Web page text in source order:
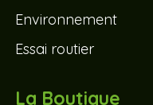
Environnement
Essai routier
La Boutique